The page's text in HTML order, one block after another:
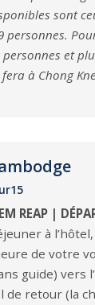
sont
personnes.
personnes et
fera à Chong
REAP |
à
de votre
guide) vers
de retour (la